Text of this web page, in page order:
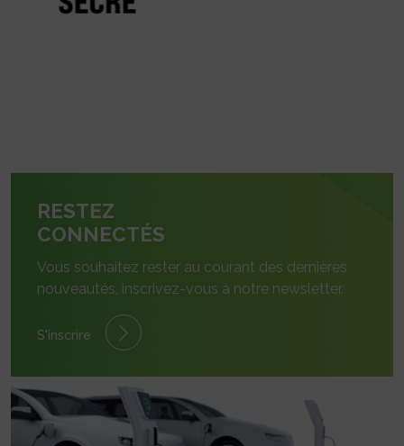
RESTEZ
CONNECTÉS
Vous souhaitez rester au courant des dernières
nouveautés, inscrivez-vous à notre newsletter.
S'inscrire